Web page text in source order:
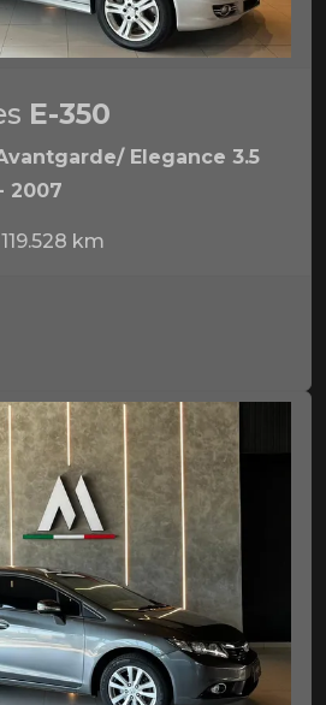
E-350
Elegance 3.5
2007
119.528 km